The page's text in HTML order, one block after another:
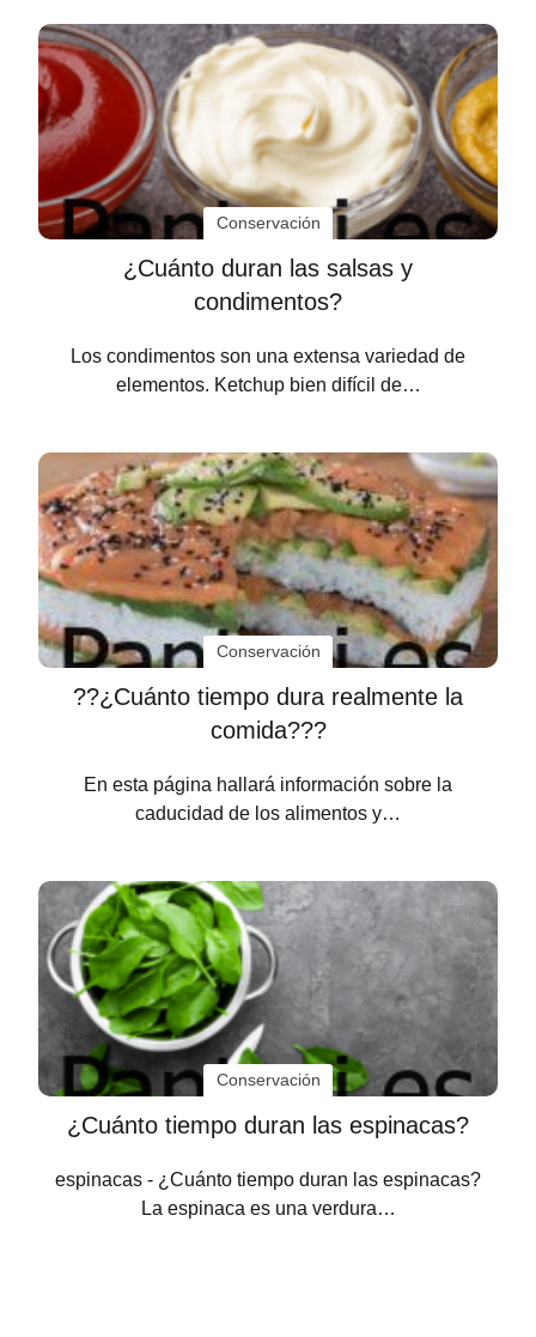
Conservación
¿Cuánto duran las salsas y
condimentos?
Los condimentos son una extensa variedad de
elementos. Ketchup bien difícil de…
Conservación
??¿Cuánto tiempo dura realmente la
comida???
En esta página hallará información sobre la
caducidad de los alimentos y…
Conservación
¿Cuánto tiempo duran las espinacas?
espinacas - ¿Cuánto tiempo duran las espinacas?
La espinaca es una verdura…